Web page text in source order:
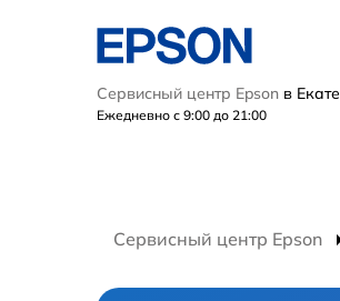
Сервисный центр Epson в
Ежедневно с 9:00 до 21:00
Сервисный центр Epson